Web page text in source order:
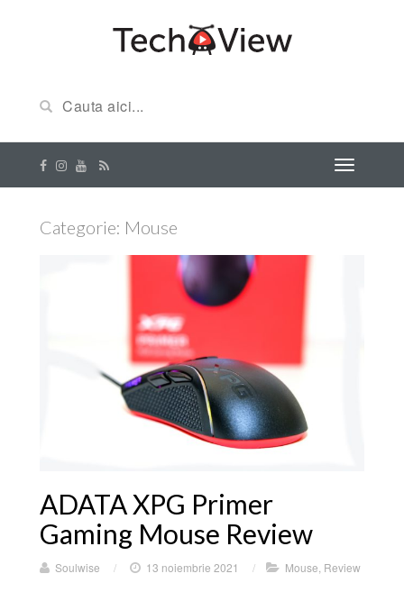
Categorie: Mouse
ADATA XPG Primer
Gaming Mouse Review
Soulwise / 13 noiembrie 2021 / Mouse Review